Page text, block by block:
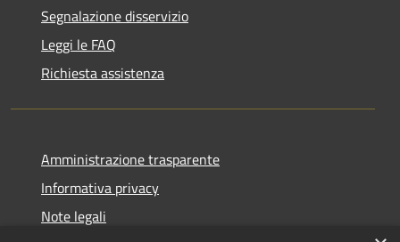
Segnalazione disservizio
Leggi le FAQ
Richiesta assistenza
Amministrazione trasparente
Informativa privacy
Note legali